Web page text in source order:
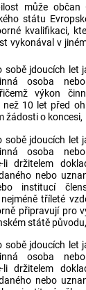
může občan
státu
kvalifikaci,
vykonával v
sobě jdoucích let
osoba
výkon
než 10 let před
žádosti o koncesi,
sobě jdoucích let
osoba
li držitelem
nebo
institucí
tříleté
připravují pro
státě původu,
sobě jdoucích let
osoba
li držitelem
nebo